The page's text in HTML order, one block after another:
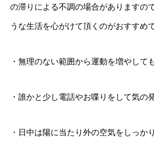
の滞りによる不調の場合がありますの
うな生活を心がけて頂くのがおすすめで
・無理のない範囲から運動を増やして
・誰かと少し電話やお喋りをして気の
・日中は陽に当たり外の空気をしっか